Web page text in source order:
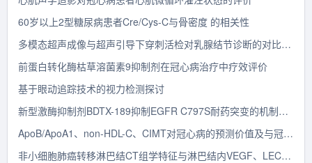
60岁以上2型糖尿病患者Cre/Cys-C与骨密度 的相关性
多模态超声成像与超声引导下穿刺活检对乳腺结节诊断的对比性探讨
前蛋白转化酶枯草溶菌素9抑制剂在冠心病治疗中疗效评价
基于眼动追踪技术的视力检测探讨
新型激酶抑制剂BDTX-189抑制EGFR C797S耐药突变的机制思考
ApoB/ApoA1、non-HDL-C、CIMT对冠心病的预测价值及与冠状动脉病变程度的相关性探讨
非小细胞肺癌转移淋巴结CT组学特征与淋巴结内VEGF、LECs、BECs的相关性思考